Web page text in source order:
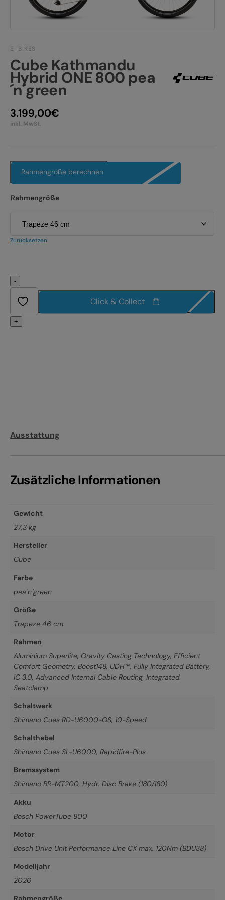
Alle entdecken
E-BIKE FULLY
E-BIKE TOUR
JOBS
E-BIKES
Cube Kathmandu
Hybrid ONE 800 pea
´n´green
3.199,00€
inkl. MwSt.
Rahmengröße berechnen
Rahmengröße
Zurücksetzen
-
+
Click & Collect
Ausstattung
Zusätzliche Informationen
Gewicht
27,3 kg
Hersteller
Cube
Farbe
pea´n´green
Größe
Trapeze 46 cm
Rahmen
Aluminium Superlite, Gravity Casting Technology, Efficient
Comfort Geometry, Boost148, UDH™, Fully Integrated Battery,
IC 3.0, Advanced Internal Cable Routing, Integrated
Seatclamp
Schaltwerk
Shimano Cues RD-U6000-GS, 10-Speed
Schalthebel
Shimano Cues SL-U6000, Rapidfire-Plus
Bremssystem
Shimano BR-MT200, Hydr. Disc Brake (180/180)
Akku
Bosch PowerTube 800
Motor
Bosch Drive Unit Performance Line CX max. 120Nm (BDU38)
Modelljahr
2026